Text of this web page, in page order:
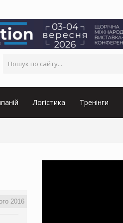
Логістика Тренінги
2016